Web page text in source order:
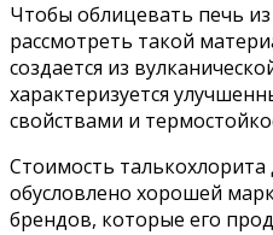
Чтобы облицевать печь
рассмотреть такой
создается из
характеризуется
свойствами и
Стоимость талькохлорита
обусловлено хорошей
брендов, которые его